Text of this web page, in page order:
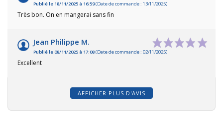
Publié le 18/11/2025 à 16:59(Date de commande : 13/11/2025)
Très bon. On en mangerai sans fin
Jean Philippe M.
Publié le 08/11/2025 à 17:08(Date de commande : 02/11/2025)
Excellent
AFFICHER PLUS D'AVIS